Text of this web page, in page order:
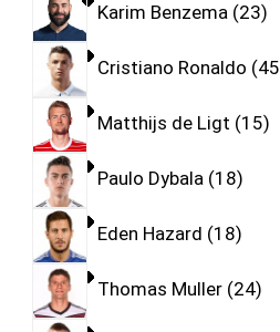
Karim Benzema 23
Cristiano Ronaldo 45
Matthijs de Ligt 15
Paulo Dybala 18
Eden Hazard 18
Thomas Muller 24